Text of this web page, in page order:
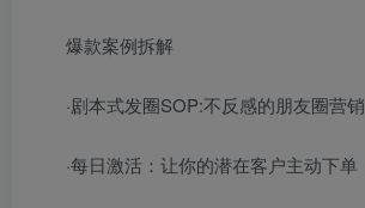
爆款案例拆解
·剧本式发圈SOP:不反感的朋友圈营销
·每日激活：让你的潜在客户主动下单